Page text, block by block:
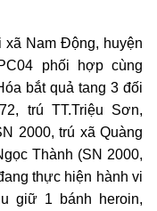
xã Nam Động, huyện
phối hợp cùng
bắt quả tang 3 đối
trú TT.Triệu Sơn,
2000, trú xã Quàng
Thành (SN 2000,
thực hiện hành vi
giữ 1 bánh heroin,